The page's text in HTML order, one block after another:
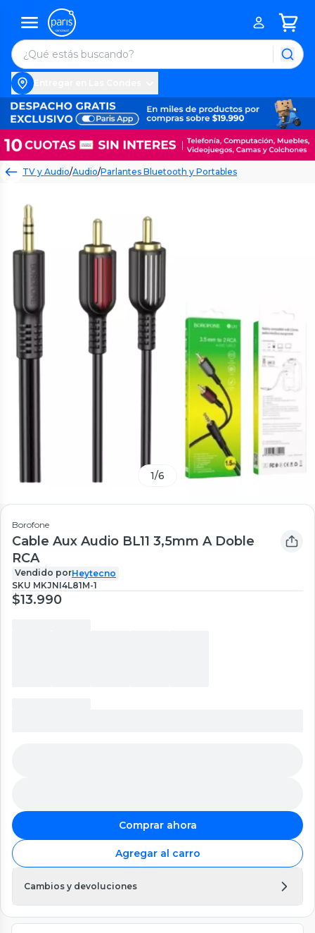
TV y Audio/Audio/Parlantes Bluetooth y Portables
1/6
Borofone
Cable Aux Audio BL11 3,5mm A Doble
RCA
Vendido porHeytecno
SKU MKJNI4L81M-1
$13.990
Comprar ahora
Agregar al carro
Cambios y devoluciones